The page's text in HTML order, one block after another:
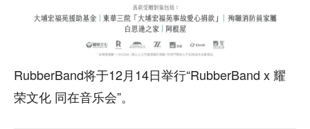
RubberBand将于12月14日举行“RubberBand x 耀
荣文化 同在音乐会”。